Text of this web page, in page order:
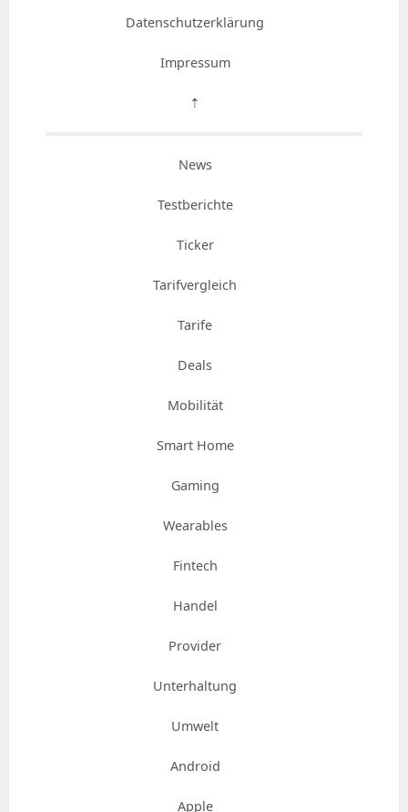
Datenschutzerklärung
Impressum
⇡
News
Testberichte
Ticker
Tarifvergleich
Tarife
Deals
Mobilität
Smart Home
Gaming
Wearables
Fintech
Handel
Provider
Unterhaltung
Umwelt
Android
Apple